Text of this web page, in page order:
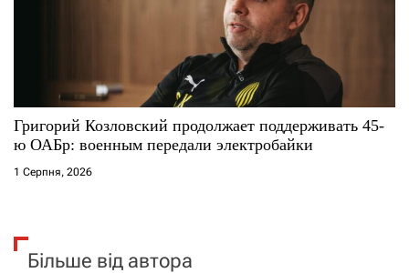
Григорий Козловский продолжает поддерживать 45-
ю ОАБр: военным передали электробайки
1 Серпня, 2026
Більше від автора